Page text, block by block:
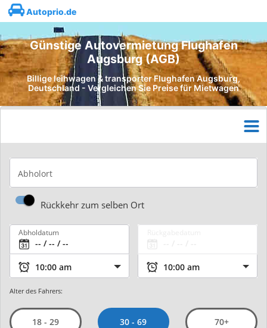
Autoprio.de
Günstige Autovermietung Flughafen
Augsburg (AGB)
Billige leihwagen & transporter Flughafen Augsburg,
Deutschland - Vergleichen Sie Preise für Mietwagen
Abholort
Rückkehr zum selben Ort
Abholdatum
Alter des Fahrers:
18 - 29 30 - 69 70+